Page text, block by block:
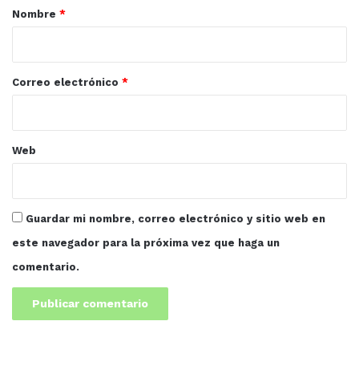
r
*
Nombre *
Correo electrónico *
Web
Guardar mi nombre, correo electrónico y sitio web en
este navegador para la próxima vez que haga un
comentario.